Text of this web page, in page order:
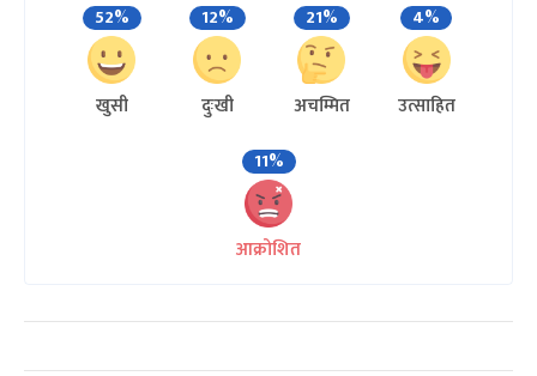
52%
खुसी
12%
दुःखी
21%
अचम्मित
4%
उत्साहित
11%
आक्रोशित